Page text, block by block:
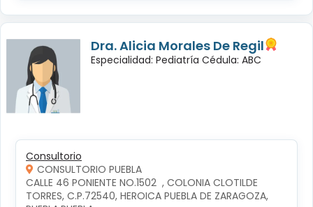
Dra. Alicia Morales De Regil
Especialidad: Pediatría Cédula: ABC
Consultorio
CONSULTORIO PUEBLA
CALLE 46 PONIENTE NO.1502  , COLONIA CLOTILDE
TORRES, C.P.72540, HEROICA PUEBLA DE ZARAGOZA,